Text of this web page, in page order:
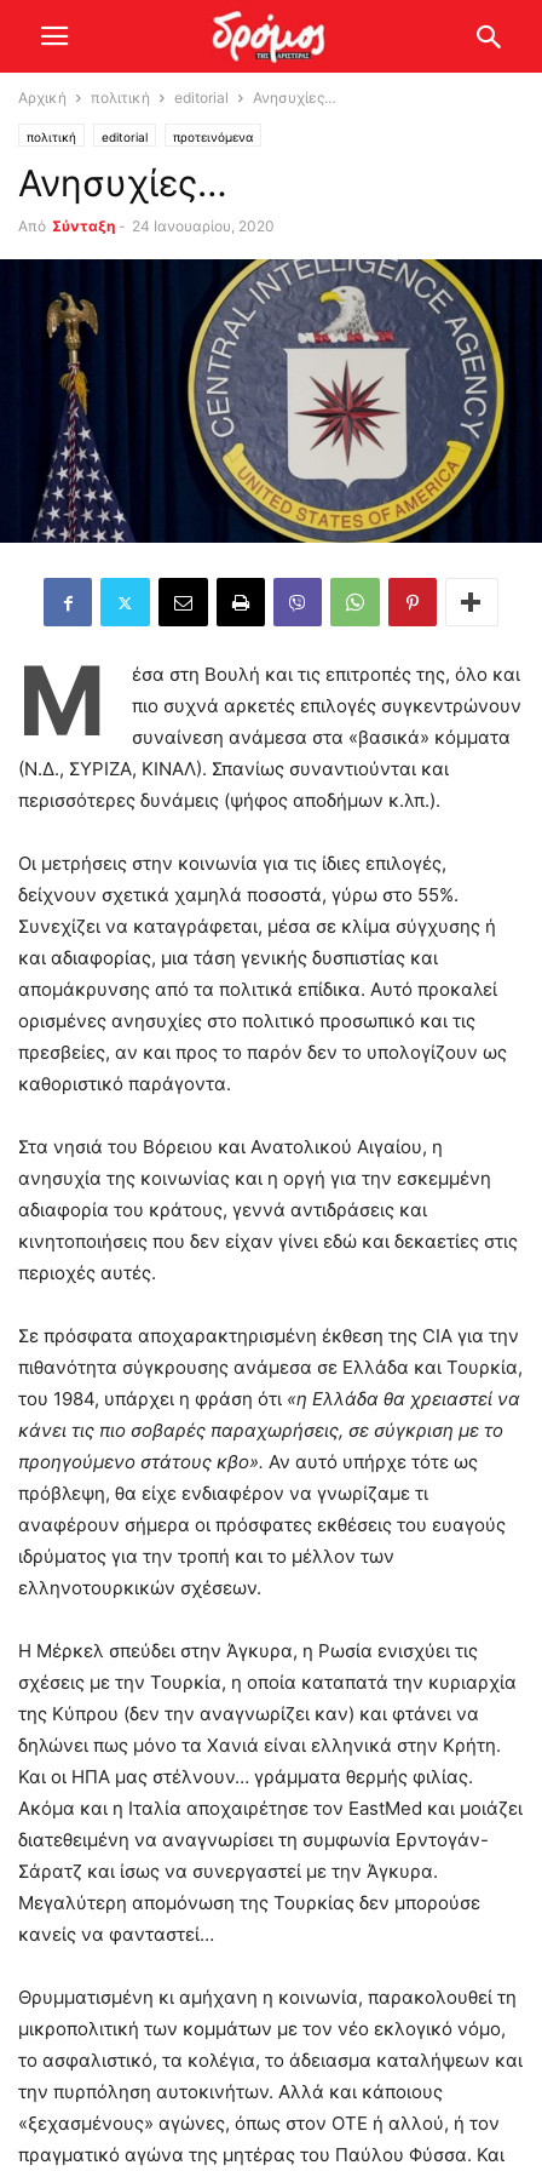
Αρχική πολιτική editorial Ανησυχίες…
πολιτική editorial προτεινόμενα
Ανησυχίες…
Από Σύνταξη - 24 Ιανουαρίου, 2020
Μ
έσα στη Βουλή και τις επιτροπές της, όλο και
πιο συχνά αρκετές επιλογές συγκεντρώνουν
συναίνεση ανάμεσα στα «βασικά» κόμματα
(Ν.Δ., ΣΥΡΙΖΑ, ΚΙΝΑΛ). Σπανίως συναντιούνται και
περισσότερες δυνάμεις (ψήφος αποδήμων κ.λπ.).
Οι μετρήσεις στην κοινωνία για τις ίδιες επιλογές,
δείχνουν σχετικά χαμηλά ποσοστά, γύρω στο 55%.
Συνεχίζει να καταγράφεται, μέσα σε κλίμα σύγχυσης ή
και αδιαφορίας, μια τάση γενικής δυσπιστίας και
απομάκρυνσης από τα πολιτικά επίδικα. Αυτό προκαλεί
ορισμένες ανησυχίες στο πολιτικό προσωπικό και τις
πρεσβείες, αν και προς το παρόν δεν το υπολογίζουν ως
καθοριστικό παράγοντα.
Στα νησιά του Βόρειου και Ανατολικού Αιγαίου, η
ανησυχία της κοινωνίας και η οργή για την εσκεμμένη
αδιαφορία του κράτους, γεννά αντιδράσεις και
κινητοποιήσεις που δεν είχαν γίνει εδώ και δεκαετίες στις
περιοχές αυτές.
Σε πρόσφατα αποχαρακτηρισμένη έκθεση της CIA για την
πιθανότητα σύγκρουσης ανάμεσα σε Ελλάδα και Τουρκία,
του 1984, υπάρχει η φράση ότι «η Ελλάδα θα χρειαστεί να
κάνει τις πιο σοβαρές παραχωρήσεις, σε σύγκριση με το
προηγούμενο στάτους κβο». Αν αυτό υπήρχε τότε ως
πρόβλεψη, θα είχε ενδιαφέρον να γνωρίζαμε τι
αναφέρουν σήμερα οι πρόσφατες εκθέσεις του ευαγούς
ιδρύματος για την τροπή και το μέλλον των
ελληνοτουρκικών σχέσεων.
Η Μέρκελ σπεύδει στην Άγκυρα, η Ρωσία ενισχύει τις
σχέσεις με την Τουρκία, η οποία καταπατά την κυριαρχία
της Κύπρου (δεν την αναγνωρίζει καν) και φτάνει να
δηλώνει πως μόνο τα Χανιά είναι ελληνικά στην Κρήτη.
Και οι ΗΠΑ μας στέλνουν… γράμματα θερμής φιλίας.
Ακόμα και η Ιταλία αποχαιρέτησε τον EastMed και μοιάζει
διατεθειμένη να αναγνωρίσει τη συμφωνία Ερντογάν-
Σάρατζ και ίσως να συνεργαστεί με την Άγκυρα.
Μεγαλύτερη απομόνωση της Τουρκίας δεν μπορούσε
κανείς να φανταστεί…
Θρυμματισμένη κι αμήχανη η κοινωνία, παρακολουθεί τη
μικροπολιτική των κομμάτων με τον νέο εκλογικό νόμο,
το ασφαλιστικό, τα κολέγια, το άδειασμα καταλήψεων και
την πυρπόληση αυτοκινήτων. Αλλά και κάποιους
«ξεχασμένους» αγώνες, όπως στον ΟΤΕ ή αλλού, ή τον
πραγματικό αγώνα της μητέρας του Παύλου Φύσσα. Και